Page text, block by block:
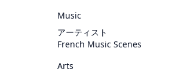
Music
アーティスト
French Music Scenes
Arts